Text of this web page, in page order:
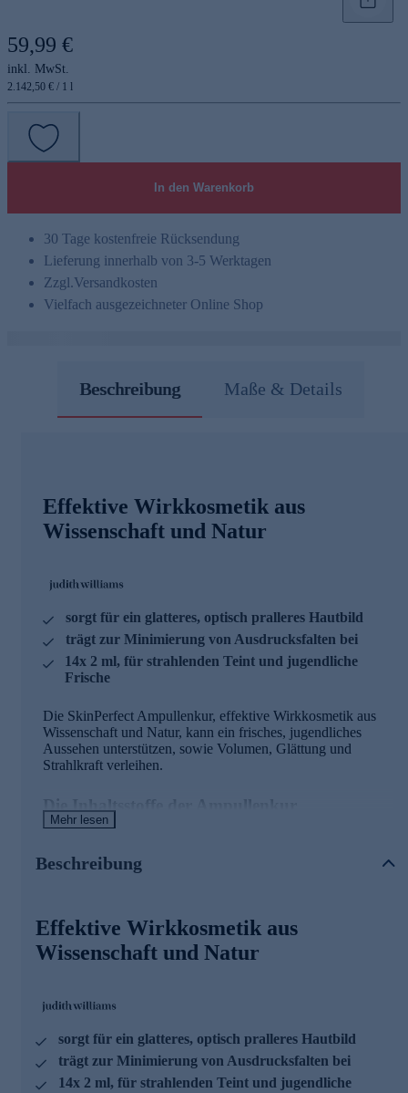
59,99 €
inkl. MwSt.
2.142,50 € / 1 l
In den Warenkorb
30 Tage kostenfreie Rücksendung
Lieferung innerhalb von 3-5 Werktagen
Zzgl.Versandkosten
Vielfach ausgezeichneter Online Shop
Beschreibung Maße & Details
Effektive Wirkkosmetik aus
Wissenschaft und Natur
sorgt für ein glatteres, optisch pralleres Hautbild
trägt zur Minimierung von Ausdrucksfalten bei
14x 2 ml, für strahlenden Teint und jugendliche
Frische
Die SkinPerfect Ampullenkur, effektive Wirkkosmetik aus
Wissenschaft und Natur, kann ein frisches, jugendliches
Aussehen unterstützen, sowie Volumen, Glättung und
Strahlkraft verleihen.
* Das Plus an Sauerstoff für die Haut
ME-SO-PLUMP - Verkapselte, hochmolekulare
Hyaluronsäure
* Sorgt für ein geglättetes Hautbild
GREEN LIFTING TECH - Pflanzliche Glättungs-
* Trägt zur Minimierung von Ausdrucksfalten bei
* Kann glättenden Effekt auf Mimikfalten haben
Mehr lesen
Beschreibung
Effektive Wirkkosmetik aus
Wissenschaft und Natur
sorgt für ein glatteres, optisch pralleres Hautbild
trägt zur Minimierung von Ausdrucksfalten bei
14x 2 ml, für strahlenden Teint und jugendliche